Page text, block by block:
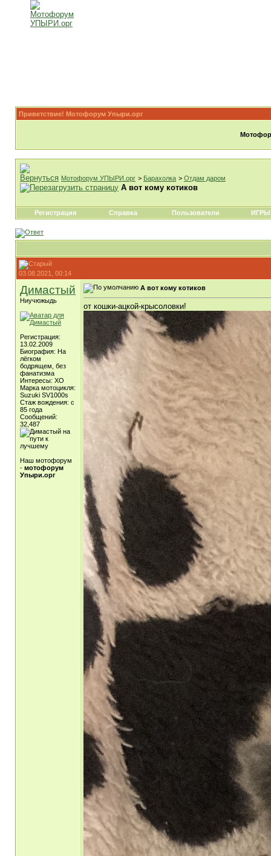
Приветствие! Мотофорум Упыри.орг
Мотофорум УПЫРИ.орг > Барахолка > Отдам даром
А вот кому котиков
Регистрация Справка Пользователи ИГРЫ
03.08.2021, 00:14
Димастый
Ниучюжыдь
Регистрация:
13.02.2009
Биография: На
лёгком
бодрящем, без
фанатизма
Интересы: ХО
Марка мотоцикля:
Suzuki SV1000s
Стаж вождения: с
85 года
Сообщений:
32,487
Наш мотофорум
- мотофорум
Упыри.орг
А вот кому котиков
от кошки-ацкой-крысоловки!